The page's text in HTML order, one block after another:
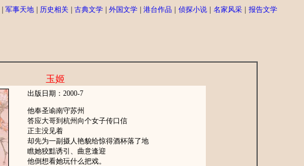
军事天地 历史相关 古典文学 外国文学 港台作品 侦探小说 名家风采 报告文学
玉姬
出版日期：2000-7
他奉圣谕南守苏州
答应大哥到杭州向个女子传口信
正主没见着
却先为一副摄人艳貌给惊得酒杯落了地
瞧她狡黠诱引、曲意逢迎
他倒想看她玩什么把戏。